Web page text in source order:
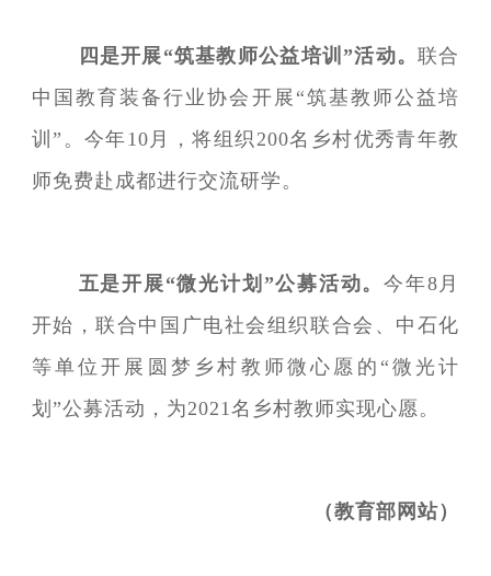
四是开展“筑基教师公益培训”活动。联合
中国教育装备行业协会开展“筑基教师公益培
训”。今年10月，将组织200名乡村优秀青年教
师免费赴成都进行交流研学。
五是开展“微光计划”公募活动。今年8月
开始，联合中国广电社会组织联合会、中石化
等单位开展圆梦乡村教师微心愿的“微光计
划”公募活动，为2021名乡村教师实现心愿。
（教育部网站）